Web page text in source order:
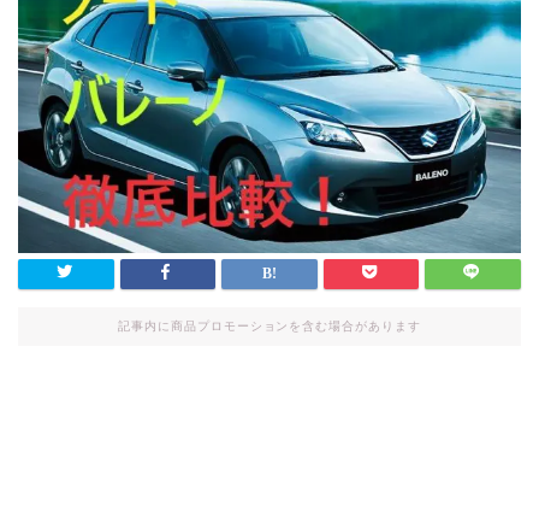
記事内に商品プロモーションを含む場合があります